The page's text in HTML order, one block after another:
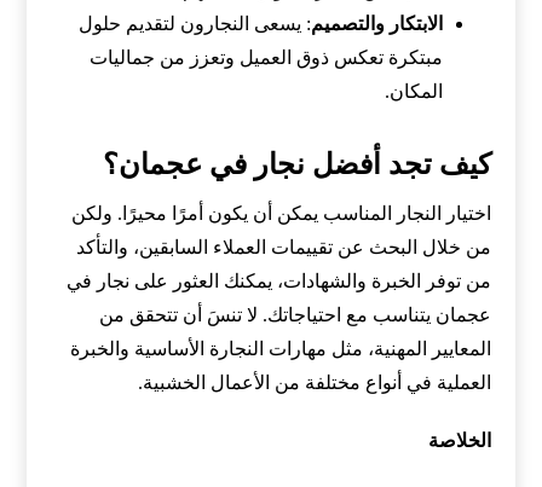
الابتكار والتصميم: يسعى النجارون لتقديم حلول
مبتكرة تعكس ذوق العميل وتعزز من جماليات
المكان.
كيف تجد أفضل نجار في عجمان؟
اختيار النجار المناسب يمكن أن يكون أمرًا محيرًا. ولكن
من خلال البحث عن تقييمات العملاء السابقين، والتأكد
من توفر الخبرة والشهادات، يمكنك العثور على نجار في
عجمان يتناسب مع احتياجاتك. لا تنسَ أن تتحقق من
المعايير المهنية، مثل مهارات النجارة الأساسية والخبرة
العملية في أنواع مختلفة من الأعمال الخشبية.
الخلاصة